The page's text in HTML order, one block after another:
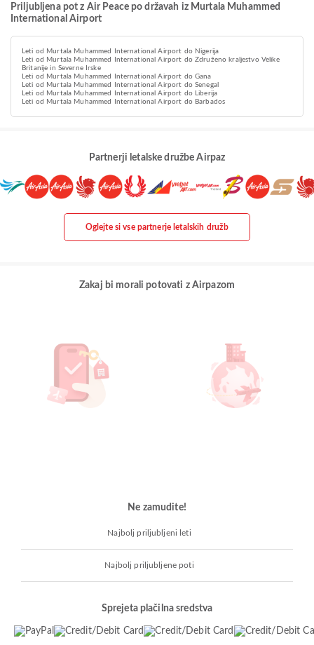
Priljubljena pot z Air Peace po državah iz Murtala Muhammed
International Airport
Leti od Murtala Muhammed International Airport do Nigerija
Leti od Murtala Muhammed International Airport do Združeno kraljestvo Velike
Britanije in Severne Irske
Leti od Murtala Muhammed International Airport do Gana
Leti od Murtala Muhammed International Airport do Senegal
Leti od Murtala Muhammed International Airport do Liberija
Leti od Murtala Muhammed International Airport do Barbados
Partnerji letalske družbe Airpaz
Oglejte si vse partnerje letalskih družb
Zakaj bi morali potovati z Airpazom
Ne zamudite!
Najbolj priljubljeni leti
Najbolj priljubljene poti
Sprejeta plačilna sredstva